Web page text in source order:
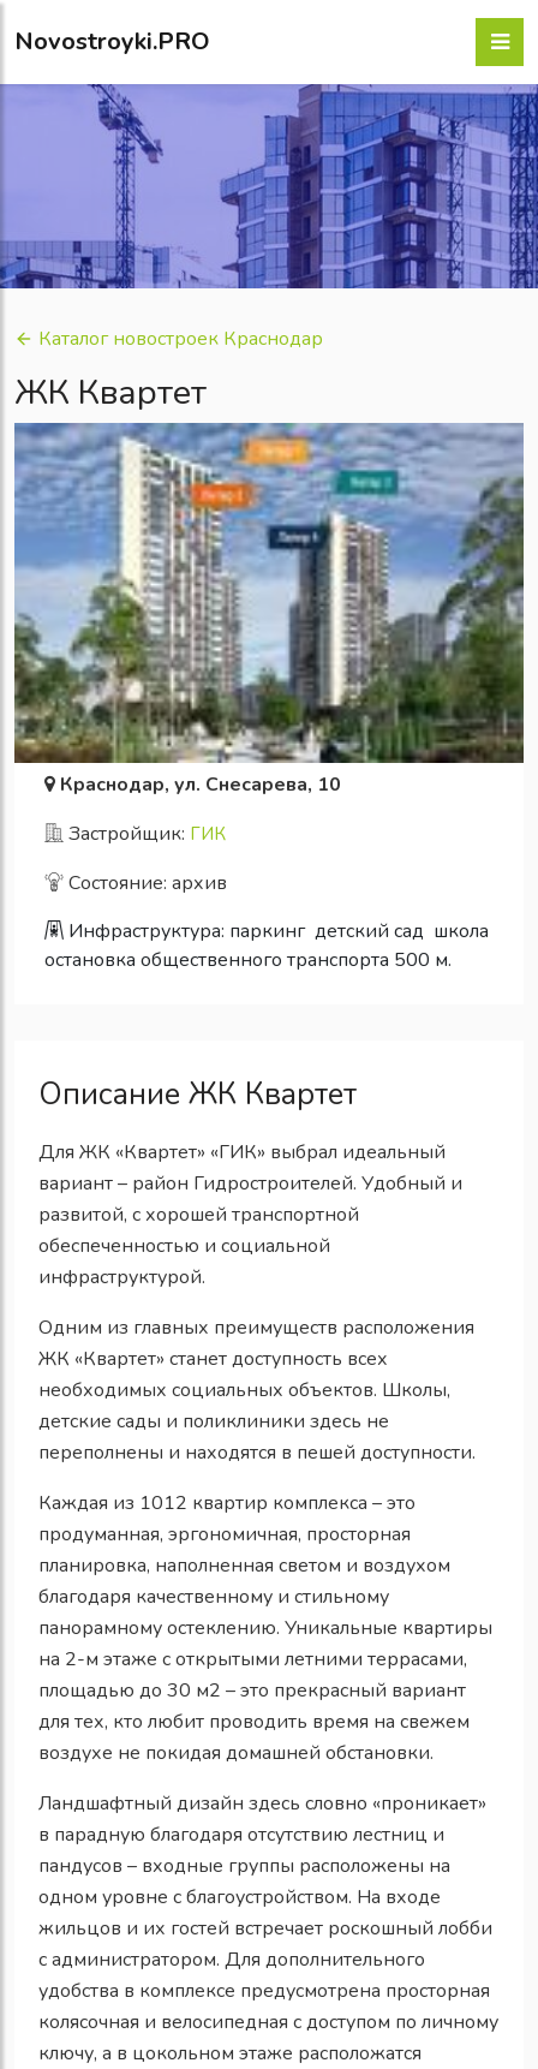
Novostroyki.PRO
Каталог новостроек Краснодар
ЖК Квартет
Краснодар, ул. Снесарева, 10
Застройщик: ГИК
Состояние: архив
Инфраструктура: паркинг детский сад школа
остановка общественного транспорта 500 м.
Описание ЖК Квартет
Для ЖК «Квартет» «ГИК» выбрал идеальный
вариант – район Гидростроителей. Удобный и
развитой, с хорошей транспортной
обеспеченностью и социальной
инфраструктурой.
Одним из главных преимуществ расположения
ЖК «Квартет» станет доступность всех
необходимых социальных объектов. Школы,
детские сады и поликлиники здесь не
переполнены и находятся в пешей доступности.
Каждая из 1012 квартир комплекса – это
продуманная, эргономичная, просторная
планировка, наполненная светом и воздухом
благодаря качественному и стильному
панорамному остеклению. Уникальные квартиры
на 2-м этаже с открытыми летними террасами,
площадью до 30 м2 – это прекрасный вариант
для тех, кто любит проводить время на свежем
воздухе не покидая домашней обстановки.
Ландшафтный дизайн здесь словно «проникает»
в парадную благодаря отсутствию лестниц и
пандусов – входные группы расположены на
одном уровне с благоустройством. На входе
жильцов и их гостей встречает роскошный лобби
с администратором. Для дополнительного
удобства в комплексе предусмотрена просторная
колясочная и велосипедная с доступом по личному
ключу, а в цокольном этаже расположатся